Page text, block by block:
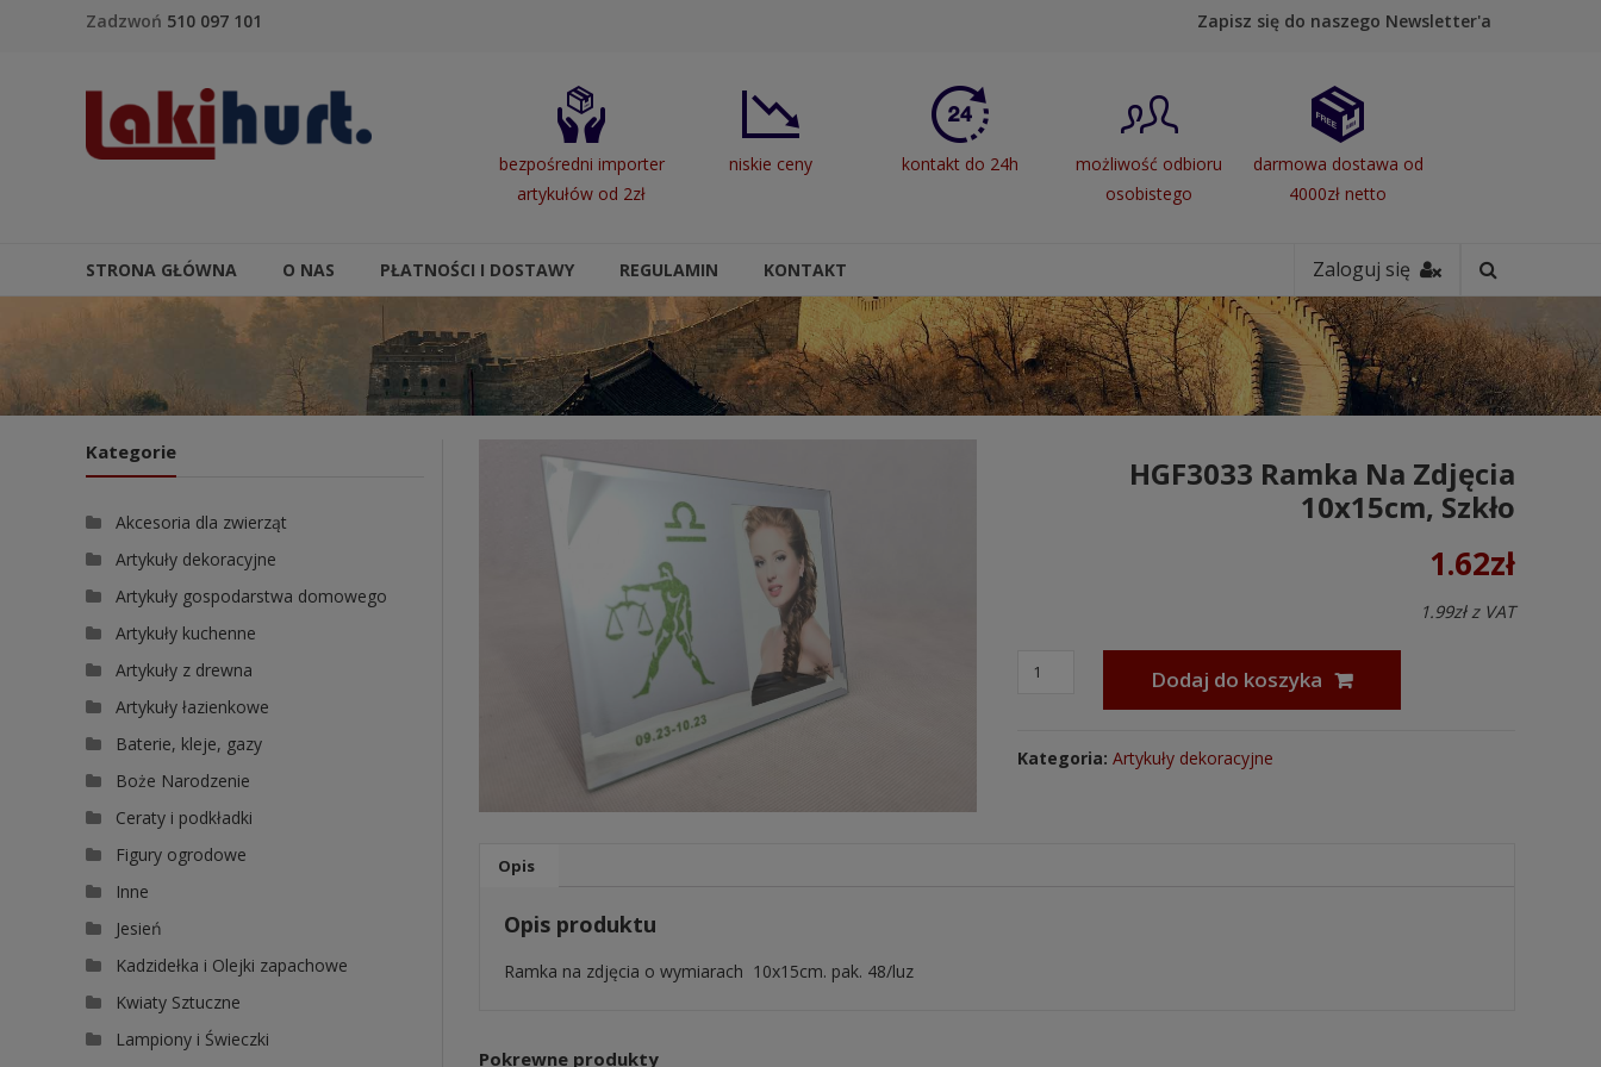
Skip to contentZadzwoń 510 097 101 Zapisz się do naszego Newsletter'a
LakiHurt
bezpośredni importer
artykułów od 2zł
niskie ceny kontakt do 24h
możliwość odbioru
osobistego
darmowa dostawa od
4000zł netto
Zaloguj się
STRONA GŁÓWNA O NAS PŁATNOŚCI I DOSTAWY REGULAMIN KONTAKT
HGF3033 Ramka Na Zdjęcia
10x15cm, Szkło
1.62zł
1.99złz VAT
Dodaj do koszyka
Kategoria:Artykuły dekoracyjne
Opis
Opis produktu
Ramka na zdjęcia o wymiarach 10x15cm. pak. 48/luz
Pokrewne produkty
Kategorie
Akcesoria dla zwierząt
Artykuły dekoracyjne
Artykuły gospodarstwa domowego
Artykuły kuchenne
Artykuły z drewna
Artykuły łazienkowe
Baterie, kleje, gazy
Boże Narodzenie
Ceraty i podkładki
Figury ogrodowe
Inne
Jesień
Kadzidełka i Olejki zapachowe
Kwiaty Sztuczne
Lampiony i Świeczki